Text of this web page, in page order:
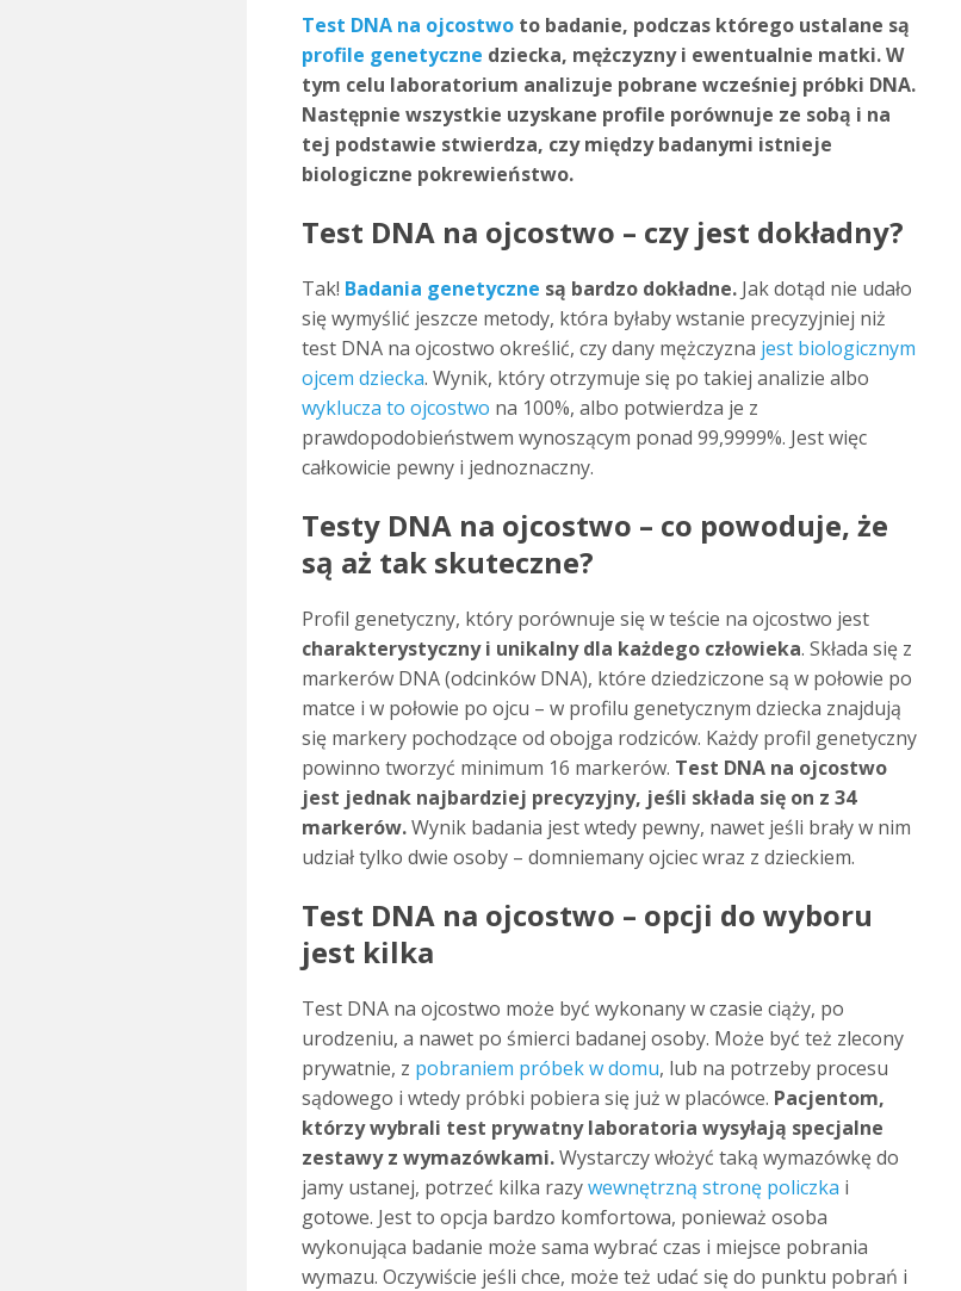
Test DNA na ojcostwoto badanie, podczas którego ustalane są
profile genetyczne dziecka, mężczyzny i ewentualnie matki. W
tym celu laboratorium analizuje pobrane wcześniej próbki DNA.
Następnie wszystkie uzyskane profile porównuje ze sobą i na
tej podstawie stwierdza, czy między badanymi istnieje
biologiczne pokrewieństwo.
Test DNA na ojcostwo – czy jest dokładny?
Tak! Badania genetyczne są bardzo dokładne.Jak dotąd nie udało
się wymyślić jeszcze metody, która byłaby wstanie precyzyjniej niż
test DNA na ojcostwo określić, czy dany mężczyzna jest biologicznym
ojcem dziecka. Wynik, który otrzymuje się po takiej analizie albo
wyklucza to ojcostwo na 100%, albo potwierdza je z
prawdopodobieństwem wynoszącym ponad 99,9999%. Jest więc
całkowicie pewny i jednoznaczny.
Testy DNA na ojcostwo – co powoduje, że
są aż tak skuteczne?
Profil genetyczny, który porównuje się w teście na ojcostwo jest
charakterystyczny i unikalny dla każdego człowieka. Składa się z
markerów DNA (odcinków DNA), które dziedziczone są w połowie po
matce i w połowie po ojcu – w profilu genetycznym dziecka znajdują
się markery pochodzące od obojga rodziców. Każdy profil genetyczny
powinno tworzyć minimum 16 markerów. Test DNA na ojcostwo
jest jednak najbardziej precyzyjny, jeśli składa się on z 34
markerów.Wynik badania jest wtedy pewny, nawet jeśli brały w nim
udział tylko dwie osoby – domniemany ojciec wraz z dzieckiem.
Test DNA na ojcostwo – opcji do wyboru
jest kilka
Test DNA na ojcostwo może być wykonany w czasie ciąży, po
urodzeniu, a nawet po śmierci badanej osoby. Może być też zlecony
prywatnie, z pobraniem próbek w domu, lub na potrzeby procesu
sądowego i wtedy próbki pobiera się już w placówce. Pacjentom,
którzy wybrali test prywatny laboratoria wysyłają specjalne
zestawy z wymazówkami.Wystarczy włożyć taką wymazówkę do
jamy ustanej, potrzeć kilka razywewnętrzną stronę policzka i
gotowe. Jest to opcja bardzo komfortowa, ponieważ osoba
wykonująca badanie może sama wybrać czas i miejsce pobrania
wymazu. Oczywiście jeśli chce, może też udać się do punktu pobrań i